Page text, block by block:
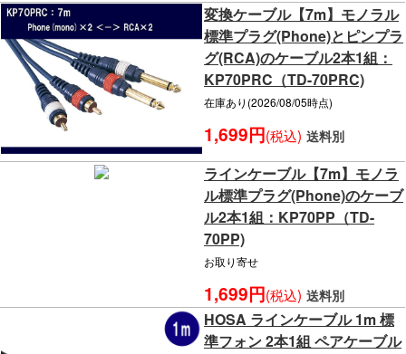
変換ケーブル【7m】モノラル
標準プラグ(Phone)とピンプラ
グ(RCA)のケーブル2本1組：
KP70PRC（TD-70PRC)
在庫あり(2026/08/05時点)
1,699円(税込) 送料別
ラインケーブル【7m】モノラ
ル標準プラグ(Phone)のケーブ
ル2本1組：KP70PP（TD-
70PP)
お取り寄せ
1,699円(税込) 送料別
HOSA ラインケーブル 1m 標
準フォン 2本1組 ペアケーブル